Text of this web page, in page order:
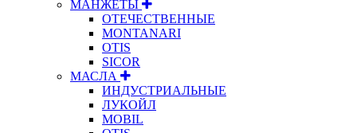
МАНЖЕТЫ
ОТЕЧЕСТВЕННЫЕ
MONTANARI
OTIS
SICOR
МАСЛА
ИНДУСТРИАЛЬНЫЕ
ЛУКОЙЛ
MOBIL